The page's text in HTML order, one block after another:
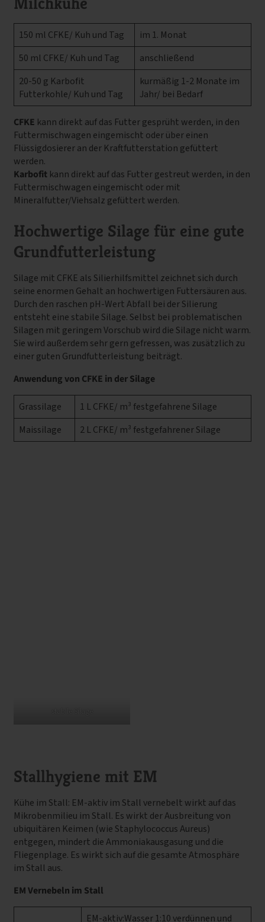
150 ml CFKE/ Kuh und Tag
im 1. Monat
50 ml CFKE/ Kuh und Tag
anschließend
20-50 g Karbofit
Futterkohle/ Kuh und Tag
kurmäßig 1-2 Monate im
Jahr/ bei Bedarf
CFKE kann direkt auf das Futter gesprüht werden, in den
Futtermischwagen eingemischt oder über einen
Flüssigdosierer an der Kraftfutterstation gefüttert
werden.
Karbofit kann direkt auf das Futter gestreut werden, in den
Futtermischwagen eingemischt oder mit
Mineralfutter/Viehsalz gefüttert werden.
Hochwertige Silage für eine gute
Grundfutterleistung
Silage mit CFKE als Silierhilfsmittel zeichnet sich durch
seine enormen Gehalt an hochwertigen Futtersäuren aus.
Durch den raschen pH-Wert Abfall bei der Silierung
entsteht eine stabile Silage. Selbst bei problematischen
Silagen mit geringem Vorschub wird die Silage nicht warm.
Sie wird außerdem sehr gern gefressen, was zusätzlich zu
einer guten Grundfutterleistung beiträgt.
Anwendung von CFKE in der Silage
Grassilage
1 L CFKE/ m³ festgefahrene Silage
Maissilage
2 L CFKE/ m³ festgefahrener Silage
Stallhygiene mit EM
Kühe im Stall: EM-aktiv im Stall vernebelt wirkt auf das
Mikrobenmilieu im Stall. Es wirkt der Ausbreitung von
ubiquitären Keimen (wie Staphylococcus Aureus)
entgegen, mindert die Ammoniakausgasung und die
Fliegenplage. Es wirkt sich auf die gesamte Atmosphäre
im Stall aus.
EM Vernebeln im Stall
EM-aktiv:Wasser 1:10 verdünnen und